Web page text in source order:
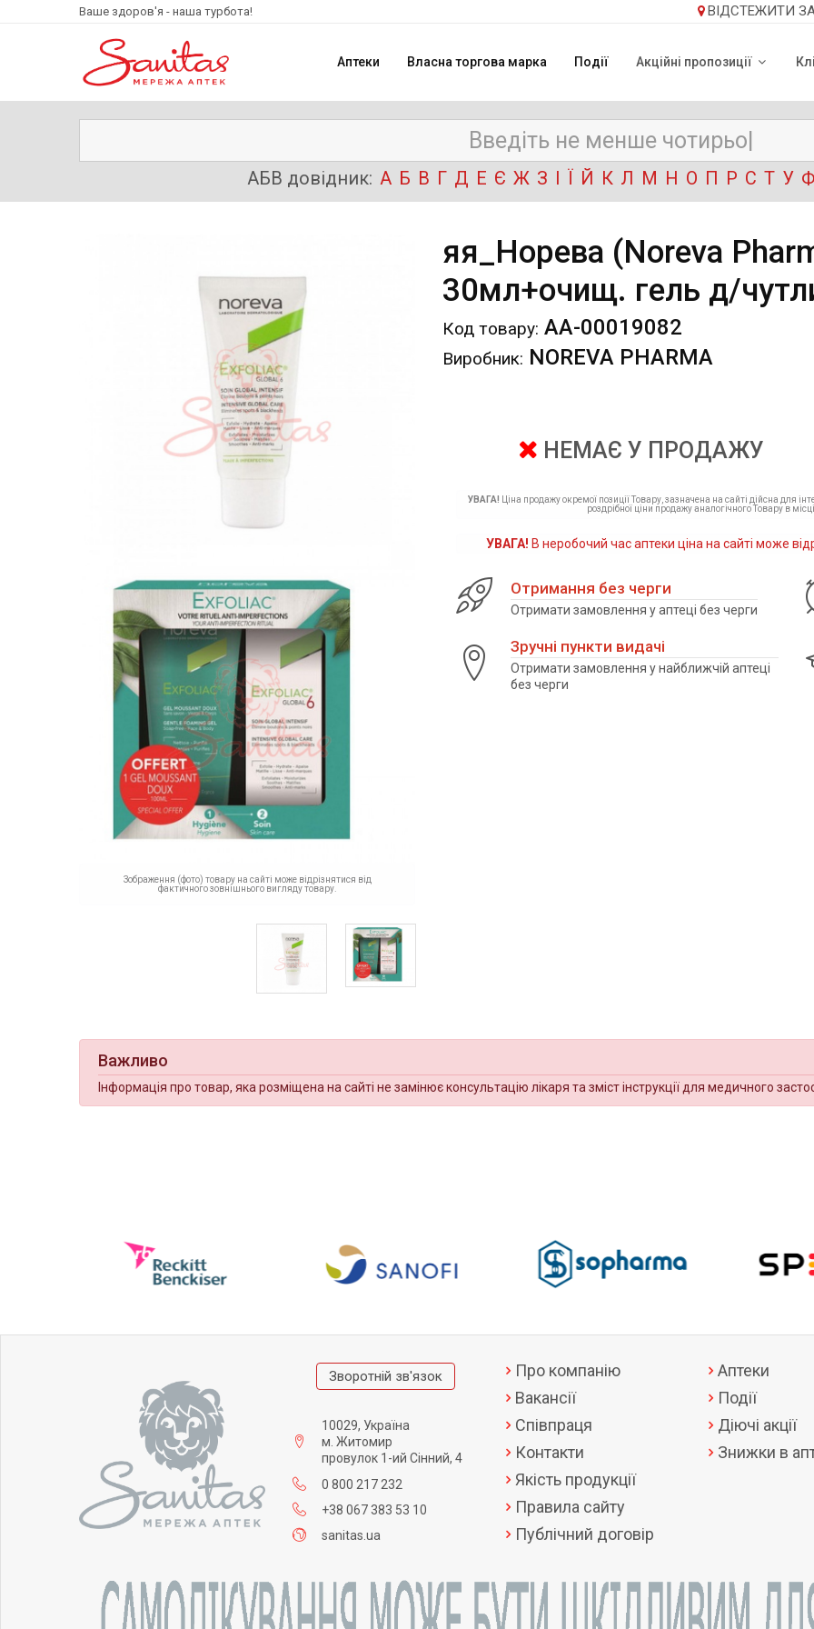
Ваше здоров'я - наша турбота! ВІДСТЕЖИТИ
Аптеки Власна торгова марка Події Акційні пропозиції
АБВ довідник: А Б В Г Д Е Є Ж З І Ї Й К Л М Н О П Р С Т У Ф
Зображення (фото) товару на сайті може відрізнятися від
фактичного зовнішнього вигляду товару.
яя_Норева (Noreva
30мл+очищ. гель д/
Код товару: АА-00019082
Виробник: NOREVA PHARMA
НЕМАЄ У ПРОДАЖУ
УВАГА! Ціна продажу окремої позиції Товару, зазначена на сайті дійсна для
роздрібної ціни продажу аналогічного Товару в місці
УВАГА! В неробочий час аптеки ціна на сайті може
Отримання без черги
Отримати замовлення у аптеці без черги
Зручні пункти видачі
Отримати замовлення у найближчій аптеці
без черги
Важливо
Інформація про товар, яка розміщена на сайті не замінює консультацію лікаря та зміст інструкції для медичного
Зворотній зв'язок
10029, Україна
м. Житомир
провулок 1-ий Сінний, 4
0 800 217 232
+38 067 383 53 10
sanitas.ua
Про компанію
Вакансії
Співпраця
Контакти
Якість продукції
Правила сайту
Публічний договір
Аптеки
Події
Діючі акції
Знижки в